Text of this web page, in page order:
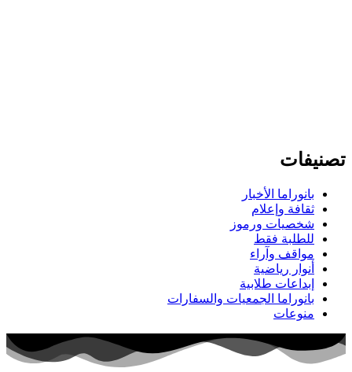
تصنيفات
بانوراما الأخبار
ثقافة وإعلام
شخصيات ورموز
للطلبة فقط
مواقف وآراء
أنوار رياضية
إبداعات طلابية
بانوراما الجمعيات والسفارات
منوعات